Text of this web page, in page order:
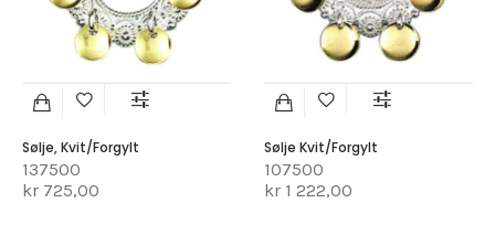
Sølje, Kvit/forgylt
137500
kr 725,00
Sølje Kvit/forgylt
107500
kr 1 222,00